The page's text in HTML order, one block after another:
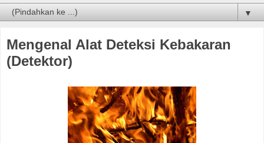
▼
Mengenal Alat Deteksi Kebakaran
(Detektor)